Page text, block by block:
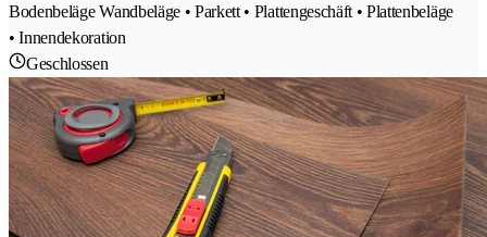
Bodenbeläge Wandbeläge • Parkett • Plattengeschäft • Plattenbeläge
• Innendekoration
Geschlossen